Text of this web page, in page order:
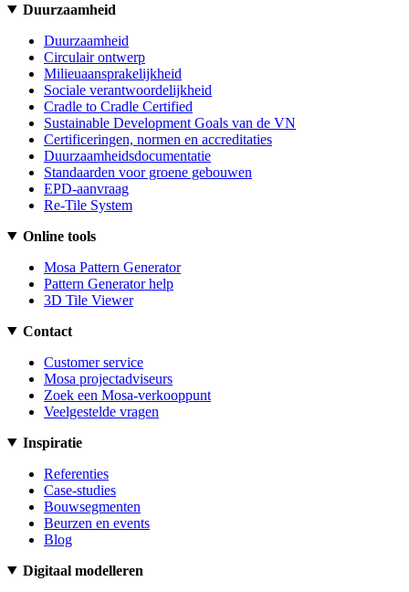
Duurzaamheid
Duurzaamheid
Circulair ontwerp
Milieuaansprakelijkheid
Sociale verantwoordelijkheid
Cradle to Cradle Certified
Sustainable Development Goals van de VN
Certificeringen, normen en accreditaties
Duurzaamheidsdocumentatie
Standaarden voor groene gebouwen
EPD-aanvraag
Re-Tile System
Online tools
Mosa Pattern Generator
Pattern Generator help
3D Tile Viewer
Contact
Customer service
Mosa projectadviseurs
Zoek een Mosa-verkooppunt
Veelgestelde vragen
Inspiratie
Referenties
Case-studies
Bouwsegmenten
Beurzen en events
Blog
Digitaal modelleren